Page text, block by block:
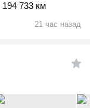
194 733 км
21 час назад